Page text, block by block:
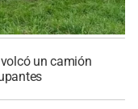
un camión